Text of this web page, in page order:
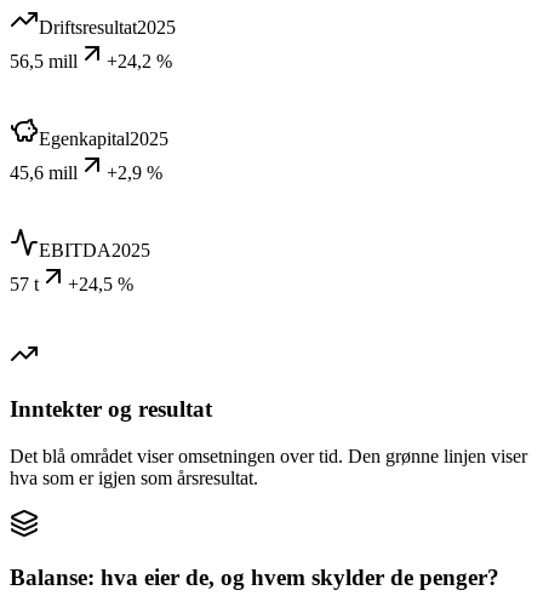
Driftsresultat2025
56,5 mill
+24,2 %
Egenkapital2025
45,6 mill
+2,9 %
EBITDA2025
57 t
+24,5 %
Inntekter og resultat
Det blå området viser omsetningen over tid. Den grønne linjen viser
hva som er igjen som årsresultat.
Balanse: hva eier de, og hvem skylder de penger?